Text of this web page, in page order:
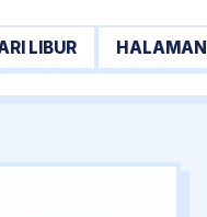
LIBUR HALAMAN